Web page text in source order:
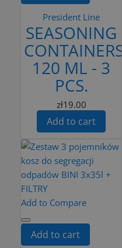
President Line
SEASONING
CONTAINERS
120 ML - 3
PCS.
zł19.00
Add to cart
Add to Compare
Add to cart